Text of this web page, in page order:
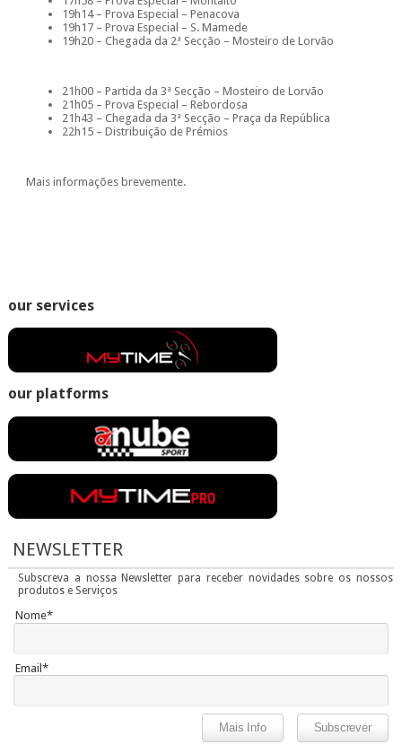
19h14 – Prova Especial – Penacova
19h17 – Prova Especial – S. Mamede
19h20 – Chegada da 2ª Secção – Mosteiro de Lorvão
21h00 – Partida da 3ª Secção – Mosteiro de Lorvão
21h05 – Prova Especial – Rebordosa
21h43 – Chegada da 3ª Secção – Praça da República
22h15 – Distribuição de Prémios
Mais informações brevemente.
our services
our platforms
NEWSLETTER
Subscreva a nossa Newsletter para receber novidades sobre os nossos
produtos e Serviços
Nome*
Email*